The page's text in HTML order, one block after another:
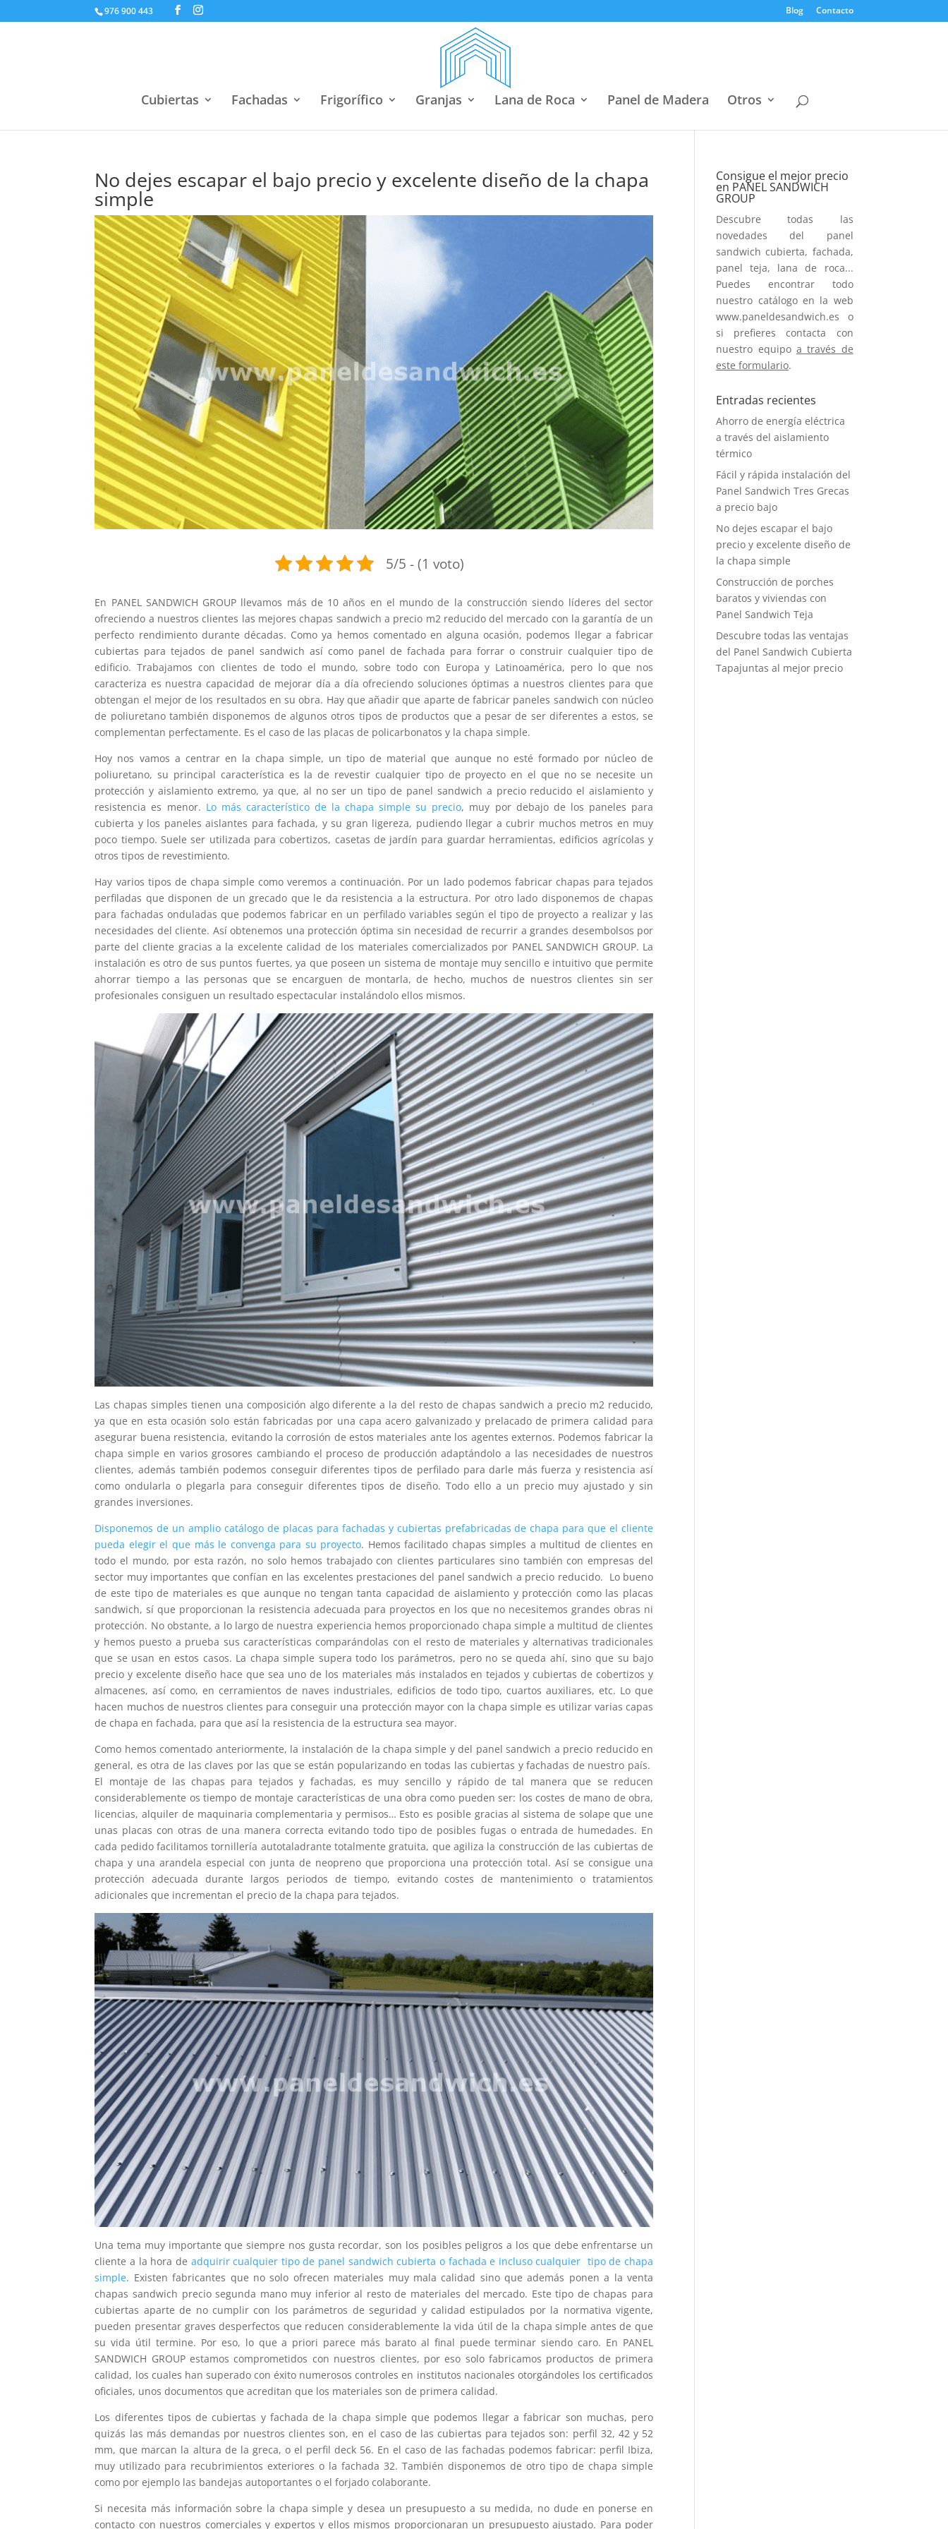
976 900 443 Blog Contacto
Cubiertas Fachadas Frigorífico Granjas Lana de Roca Panel de Madera Otros
No dejes escapar el bajo precio y excelente diseño de la chapa
simple
5/5 - (1 voto)
En PANEL SANDWICH GROUP llevamos más de 10 años en el mundo de la construcción siendo líderes del sector
ofreciendo a nuestros clientes las mejores chapas sandwich a precio m2 reducido del mercado con la garantía de un
perfecto rendimiento durante décadas. Como ya hemos comentado en alguna ocasión, podemos llegar a fabricar
cubiertas para tejados de panel sandwich así como panel de fachada para forrar o construir cualquier tipo de
edificio. Trabajamos con clientes de todo el mundo, sobre todo con Europa y Latinoamérica, pero lo que nos
caracteriza es nuestra capacidad de mejorar día a día ofreciendo soluciones óptimas a nuestros clientes para que
obtengan el mejor de los resultados en su obra. Hay que añadir que aparte de fabricar paneles sandwich con núcleo
de poliuretano también disponemos de algunos otros tipos de productos que a pesar de ser diferentes a estos, se
complementan perfectamente. Es el caso de las placas de policarbonatos y la chapa simple.
Hoy nos vamos a centrar en la chapa simple, un tipo de material que aunque no esté formado por núcleo de
poliuretano, su principal característica es la de revestir cualquier tipo de proyecto en el que no se necesite un
protección y aislamiento extremo, ya que, al no ser un tipo de panel sandwich a precio reducido el aislamiento y
resistencia es menor. Lo más característico de la chapa simple su precio, muy por debajo de los paneles para
cubierta y los paneles aislantes para fachada, y su gran ligereza, pudiendo llegar a cubrir muchos metros en muy
poco tiempo. Suele ser utilizada para cobertizos, casetas de jardín para guardar herramientas, edificios agrícolas y
otros tipos de revestimiento.
Hay varios tipos de chapa simple como veremos a continuación. Por un lado podemos fabricar chapas para tejados
perfiladas que disponen de un grecado que le da resistencia a la estructura. Por otro lado disponemos de chapas
para fachadas onduladas que podemos fabricar en un perfilado variables según el tipo de proyecto a realizar y las
necesidades del cliente. Así obtenemos una protección óptima sin necesidad de recurrir a grandes desembolsos por
parte del cliente gracias a la excelente calidad de los materiales comercializados por PANEL SANDWICH GROUP. La
instalación es otro de sus puntos fuertes, ya que poseen un sistema de montaje muy sencillo e intuitivo que permite
ahorrar tiempo a las personas que se encarguen de montarla, de hecho, muchos de nuestros clientes sin ser
profesionales consiguen un resultado espectacular instalándolo ellos mismos.
Las chapas simples tienen una composición algo diferente a la del resto de chapas sandwich a precio m2 reducido,
ya que en esta ocasión solo están fabricadas por una capa acero galvanizado y prelacado de primera calidad para
asegurar buena resistencia, evitando la corrosión de estos materiales ante los agentes externos. Podemos fabricar la
chapa simple en varios grosores cambiando el proceso de producción adaptándolo a las necesidades de nuestros
clientes, además también podemos conseguir diferentes tipos de perfilado para darle más fuerza y resistencia así
como ondularla o plegarla para conseguir diferentes tipos de diseño. Todo ello a un precio muy ajustado y sin
grandes inversiones.
Disponemos de un amplio catálogo de placas para fachadas y cubiertas prefabricadas de chapa para que el cliente
pueda elegir el que más le convenga para su proyecto. Hemos facilitado chapas simples a multitud de clientes en
todo el mundo, por esta razón, no solo hemos trabajado con clientes particulares sino también con empresas del
sector muy importantes que confían en las excelentes prestaciones del panel sandwich a precio reducido. Lo bueno
de este tipo de materiales es que aunque no tengan tanta capacidad de aislamiento y protección como las placas
sandwich, sí que proporcionan la resistencia adecuada para proyectos en los que no necesitemos grandes obras ni
protección. No obstante, a lo largo de nuestra experiencia hemos proporcionado chapa simple a multitud de clientes
y hemos puesto a prueba sus características comparándolas con el resto de materiales y alternativas tradicionales
que se usan en estos casos. La chapa simple supera todo los parámetros, pero no se queda ahí, sino que su bajo
precio y excelente diseño hace que sea uno de los materiales más instalados en tejados y cubiertas de cobertizos y
almacenes, así como, en cerramientos de naves industriales, edificios de todo tipo, cuartos auxiliares, etc. Lo que
hacen muchos de nuestros clientes para conseguir una protección mayor con la chapa simple es utilizar varias capas
de chapa en fachada, para que así la resistencia de la estructura sea mayor.
Como hemos comentado anteriormente, la instalación de la chapa simple y del panel sandwich a precio reducido en
general, es otra de las claves por las que se están popularizando en todas las cubiertas y fachadas de nuestro país.
El montaje de las chapas para tejados y fachadas, es muy sencillo y rápido de tal manera que se reducen
considerablemente os tiempo de montaje características de una obra como pueden ser: los costes de mano de obra,
licencias, alquiler de maquinaria complementaria y permisos… Esto es posible gracias al sistema de solape que une
unas placas con otras de una manera correcta evitando todo tipo de posibles fugas o entrada de humedades. En
cada pedido facilitamos tornillería autotaladrante totalmente gratuita, que agiliza la construcción de las cubiertas de
chapa y una arandela especial con junta de neopreno que proporciona una protección total. Así se consigue una
protección adecuada durante largos periodos de tiempo, evitando costes de mantenimiento o tratamientos
adicionales que incrementan el precio de la chapa para tejados.
Una tema muy importante que siempre nos gusta recordar, son los posibles peligros a los que debe enfrentarse un
cliente a la hora de adquirir cualquier tipo de panel sandwich cubierta o fachada e incluso cualquier tipo de chapa
simple. Existen fabricantes que no solo ofrecen materiales muy mala calidad sino que además ponen a la venta
chapas sandwich precio segunda mano muy inferior al resto de materiales del mercado. Este tipo de chapas para
cubiertas aparte de no cumplir con los parámetros de seguridad y calidad estipulados por la normativa vigente,
pueden presentar graves desperfectos que reducen considerablemente la vida útil de la chapa simple antes de que
su vida útil termine. Por eso, lo que a priori parece más barato al final puede terminar siendo caro. En PANEL
SANDWICH GROUP estamos comprometidos con nuestros clientes, por eso solo fabricamos productos de primera
calidad, los cuales han superado con éxito numerosos controles en institutos nacionales otorgándoles los certificados
oficiales, unos documentos que acreditan que los materiales son de primera calidad.
Los diferentes tipos de cubiertas y fachada de la chapa simple que podemos llegar a fabricar son muchas, pero
quizás las más demandas por nuestros clientes son, en el caso de las cubiertas para tejados son: perfil 32, 42 y 52
mm, que marcan la altura de la greca, o el perfil deck 56. En el caso de las fachadas podemos fabricar: perfil Ibiza,
muy utilizado para recubrimientos exteriores o la fachada 32. También disponemos de otro tipo de chapa simple
como por ejemplo las bandejas autoportantes o el forjado colaborante.
Si necesita más información sobre la chapa simple y desea un presupuesto a su medida, no dude en ponerse en
contacto con nuestros comerciales y expertos y ellos mismos proporcionaran un presupuesto ajustado. Para poder
Consigue el mejor precio
en PANEL SANDWICH
GROUP
Descubre todas las
novedades del panel
sandwich cubierta, fachada,
panel teja, lana de roca...
Puedes encontrar todo
nuestro catálogo en la web
www.paneldesandwich.es o
si prefieres contacta con
nuestro equipo a través de
este formulario.
Entradas recientes
Ahorro de energía eléctrica
a través del aislamiento
térmico
Fácil y rápida instalación del
Panel Sandwich Tres Grecas
a precio bajo
No dejes escapar el bajo
precio y excelente diseño de
la chapa simple
Construcción de porches
baratos y viviendas con
Panel Sandwich Teja
Descubre todas las ventajas
del Panel Sandwich Cubierta
Tapajuntas al mejor precio